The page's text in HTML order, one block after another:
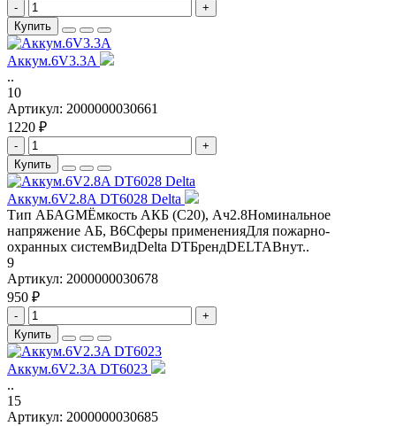
-
+
Купить
Аккум.6V3.3A
..
10
Артикул: 2000000030661
1220 ₽
-
+
Купить
Аккум.6V2.8A DT6028 Delta
Тип АБAGMЁмкость АКБ (С20), Ач2.8Номинальное
напряжение АБ, В6Сферы примененияДля пожарно-
охранных системВидDelta DTБрендDELTAВнут..
9
Артикул: 2000000030678
950 ₽
-
+
Купить
Аккум.6V2.3A DT6023
..
15
Артикул: 2000000030685